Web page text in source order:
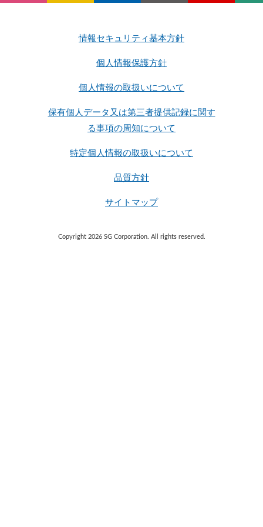
情報セキュリティ基本方針
個人情報保護方針
個人情報の取扱いについて
保有個人データ又は第三者提供記録に関す
る事項の周知について
特定個人情報の取扱いについて
品質方針
サイトマップ
Copyright 2026 SG Corporation. All rights reserved.